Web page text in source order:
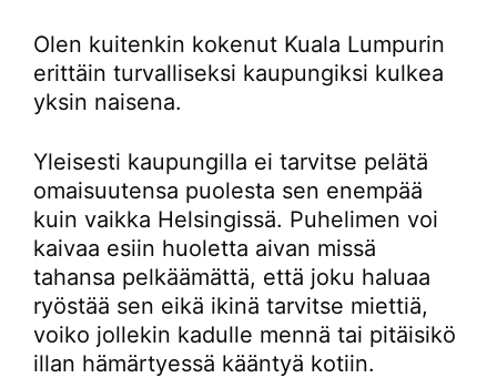
Olen kuitenkin kokenut Kuala Lumpurin
erittäin turvalliseksi kaupungiksi kulkea
yksin naisena.
Yleisesti kaupungilla ei tarvitse pelätä
omaisuutensa puolesta sen enempää
kuin vaikka Helsingissä. Puhelimen voi
kaivaa esiin huoletta aivan missä
tahansa pelkäämättä, että joku haluaa
ryöstää sen eikä ikinä tarvitse miettiä,
voiko jollekin kadulle mennä tai pitäisikö
illan hämärtyessä kääntyä kotiin.